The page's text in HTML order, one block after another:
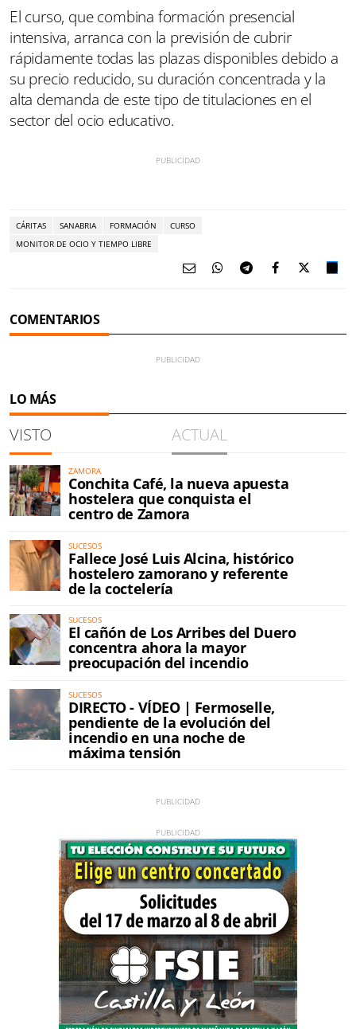
El curso, que combina formación presencial
intensiva, arranca con la previsión de cubrir
rápidamente todas las plazas disponibles debido a
su precio reducido, su duración concentrada y la
alta demanda de este tipo de titulaciones en el
sector del ocio educativo.
CÁRITAS SANABRIA FORMACIÓN
CURSO
MONITOR DE OCIO Y TIEMPO LIBRE
COMENTARIOS
LO MÁS
VISTO ACTUAL
ZAMORA
Conchita Café, la nueva apuesta
hostelera que conquista el
centro de Zamora
SUCESOS
Fallece José Luis Alcina, histórico
hostelero zamorano y referente
de la coctelería
SUCESOS
El cañón de Los Arribes del Duero
concentra ahora la mayor
preocupación del incendio
SUCESOS
DIRECTO - VÍDEO | Fermoselle,
pendiente de la evolución del
incendio en una noche de
máxima tensión